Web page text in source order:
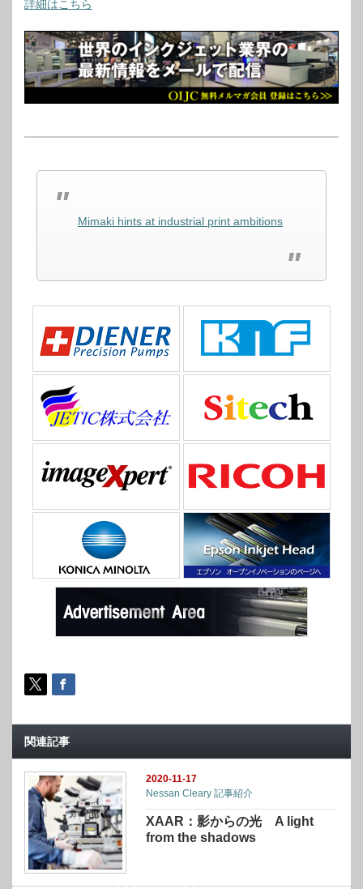
詳細はこちら
Mimaki hints at industrial print ambitions
関連記事
2020-11-17
Nessan Cleary 記事紹介
XAAR：影からの光 A light
from the shadows